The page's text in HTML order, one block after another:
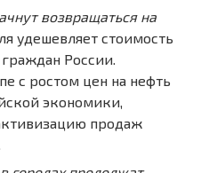
возвращаться на
удешевляет стоимость
России.
с ростом цен на нефть
экономики,
продаж